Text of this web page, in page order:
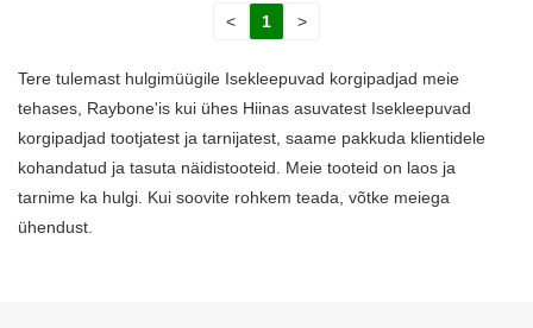
< 1 >
Tere tulemast hulgimüügile Isekleepuvad korgipadjad meie
tehases, Raybone'is kui ühes Hiinas asuvatest Isekleepuvad
korgipadjad tootjatest ja tarnijatest, saame pakkuda klientidele
kohandatud ja tasuta näidistooteid. Meie tooteid on laos ja
tarnime ka hulgi. Kui soovite rohkem teada, võtke meiega
ühendust.